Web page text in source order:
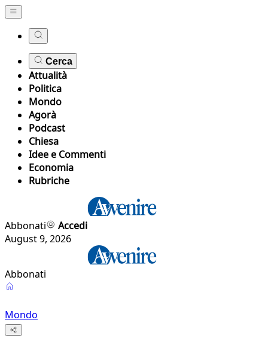
Cerca
Attualità
Politica
Mondo
Agorà
Podcast
Chiesa
Idee e Commenti
Economia
Rubriche
Abbonati
Accedi
August 9, 2026
Abbonati
Mondo